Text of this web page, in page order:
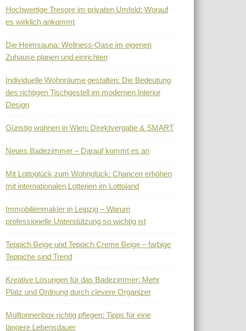
Hochwertige Tresore im privaten Umfeld: Worauf
es wirklich ankommt
Die Heimsauna: Wellness-Oase im eigenen
Zuhause planen und einrichten
Individuelle Wohnräume gestalten: Die Bedeutung
des richtigen Tischgestell im modernen Interior
Design
Günstig wohnen in Wien: Direktvergabe & SMART
Neues Badezimmer – Darauf kommt es an
Mit Lottoglück zum Wohnglück: Chancen erhöhen
mit internationalen Lotterien im Lottoland
Immobilienmakler in Leipzig – Warum
professionelle Unterstützung so wichtig ist
Teppich Beige und Teppich Creme Beige – farbige
Teppiche sind Trend
Kreative Lösungen für das Badezimmer: Mehr
Platz und Ordnung durch clevere Organizer
Mülltonnenbox richtig pflegen: Tipps für eine
längere Lebensdauer